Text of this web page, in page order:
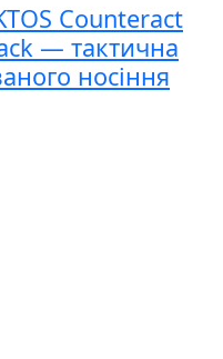
Counteract
— тактична
носіння